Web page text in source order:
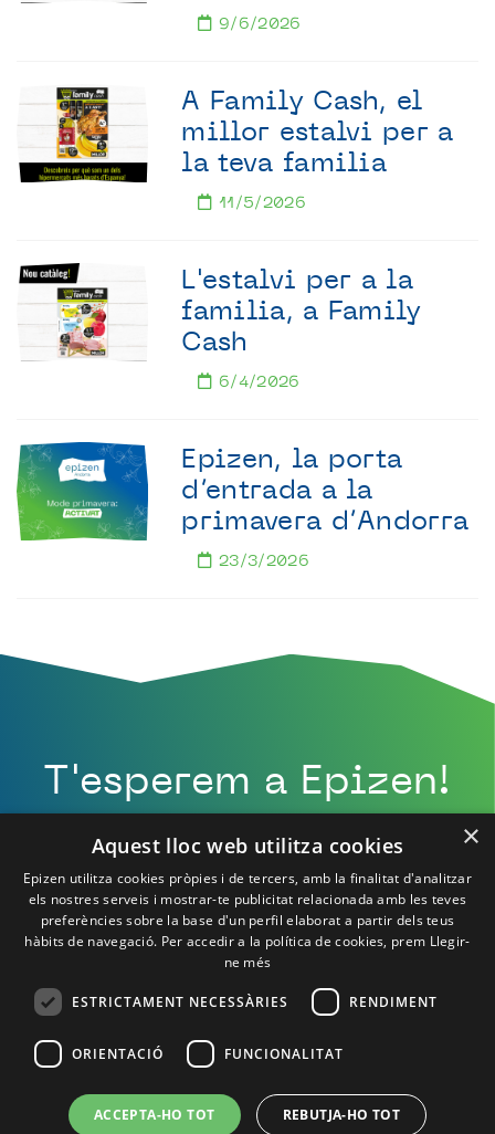
9/6/2026
A Family Cash, el
millor estalvi per a
la teva familia
11/5/2026
L'estalvi per a la
familia, a Family
Cash
6/4/2026
Epizen, la porta
d’entrada a la
primavera d’Andorra
23/3/2026
T'esperem a Epizen!
Política de Privacitat
Política de cookies
×
Aquest lloc web utilitza cookies
Epizen utilitza cookies pròpies i de tercers, amb la finalitat d'analitzar
els nostres serveis i mostrar-te publicitat relacionada amb les teves
preferències sobre la base d'un perfil elaborat a partir dels teus
hàbits de navegació. Per accedir a la política de cookies, prem Llegir-
ne més
ESTRICTAMENT NECESSÀRIES RENDIMENT
ORIENTACIÓ FUNCIONALITAT
ACCEPTA-HO TOT REBUTJA-HO TOT